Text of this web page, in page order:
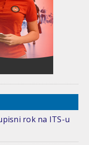
rok na ITS-u